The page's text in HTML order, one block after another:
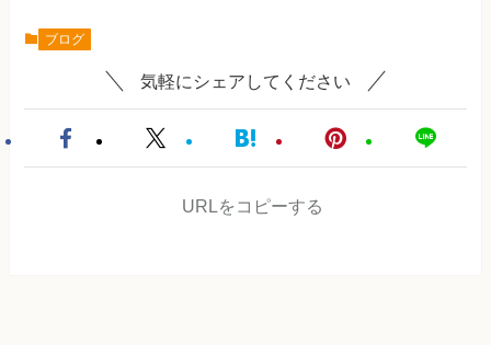
ブログ
気軽にシェアしてください
URLをコピーする